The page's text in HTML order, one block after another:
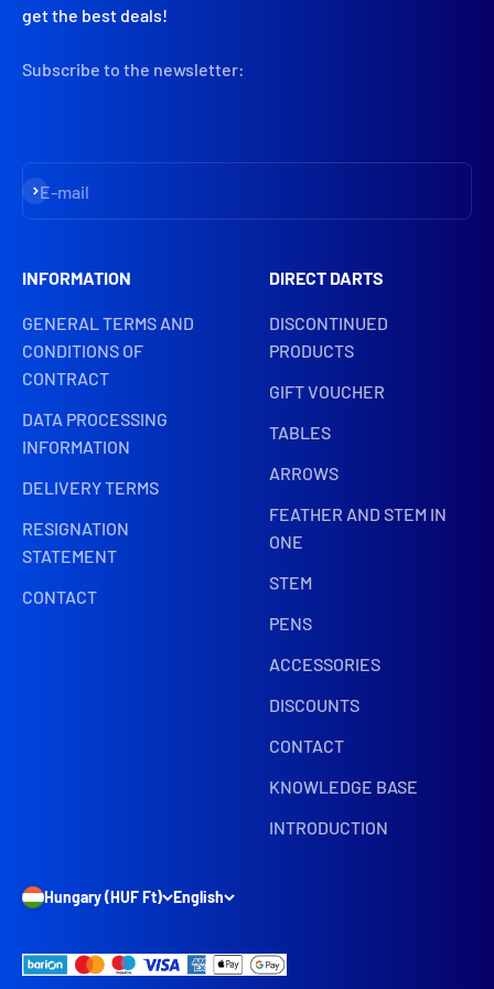
get the best deals!
Subscribe to the newsletter:
E-mail
Subscribe
INFORMATION
GENERAL TERMS AND
CONDITIONS OF
CONTRACT
DATA PROCESSING
INFORMATION
DELIVERY TERMS
RESIGNATION
STATEMENT
CONTACT
DIRECT DARTS
DISCONTINUED
PRODUCTS
GIFT VOUCHER
TABLES
ARROWS
FEATHER AND STEM IN
ONE
STEM
PENS
ACCESSORIES
DISCOUNTS
CONTACT
KNOWLEDGE BASE
INTRODUCTION
Hungary (HUF Ft) English